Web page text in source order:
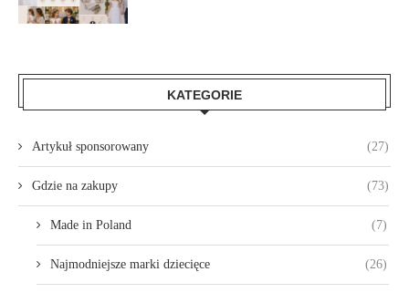
KATEGORIE
Artykuł sponsorowany (27)
Gdzie na zakupy (73)
Made in Poland (7)
Najmodniejsze marki dziecięce (26)